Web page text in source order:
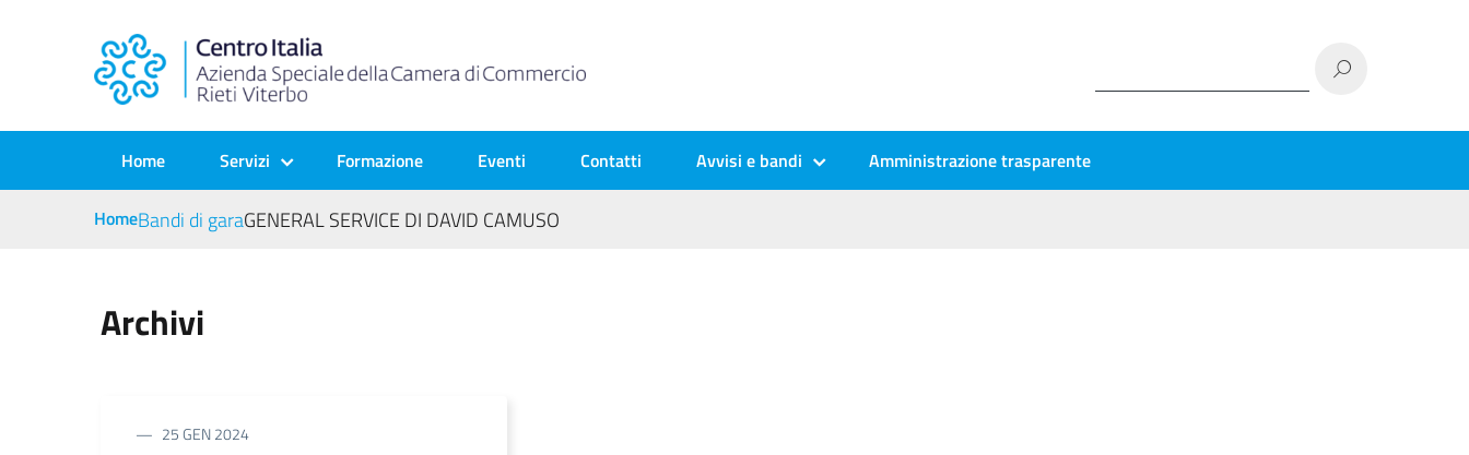
Home Servizi Formazione Eventi Contatti Avvisi e bandi Amministrazione trasparente
HomeBandi di garaGENERAL SERVICE DI DAVID CAMUSO
Archivi
25 GEN 2024